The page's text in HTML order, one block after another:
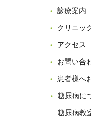
診療案内
クリニッ
アクセス
お問い合
患者様へ
糖尿病に
糖尿病教